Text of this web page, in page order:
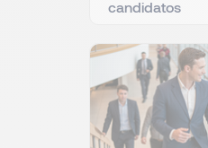
candidatos